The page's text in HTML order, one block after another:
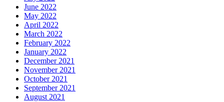
June 2022
May 2022
April 2022
March 2022
February 2022
January 2022
December 2021
November 2021
October 2021
September 2021
August 2021